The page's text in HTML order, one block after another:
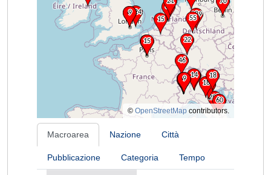
© OpenStreetMap contributors.
Macroarea Nazione Città
Pubblicazione Categoria Tempo